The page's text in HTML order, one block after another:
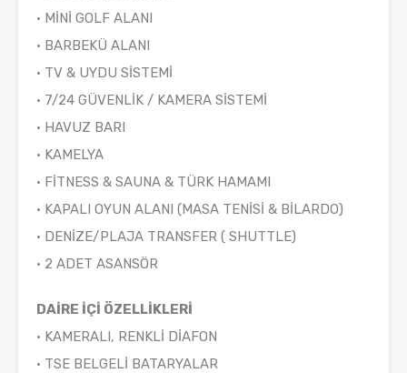
• MİNİ GOLF ALANI
• BARBEKÜ ALANI
• TV & UYDU SİSTEMİ
• 7/24 GÜVENLİK / KAMERA SİSTEMİ
• HAVUZ BARI
• KAMELYA
• FİTNESS & SAUNA & TÜRK HAMAMI
• KAPALI OYUN ALANI (MASA TENİSİ & BİLARDO)
• DENİZE/PLAJA TRANSFER ( SHUTTLE)
• 2 ADET ASANSÖR
DAİRE İÇİ ÖZELLİKLERİ
• KAMERALI, RENKLİ DİAFON
• TSE BELGELİ BATARYALAR